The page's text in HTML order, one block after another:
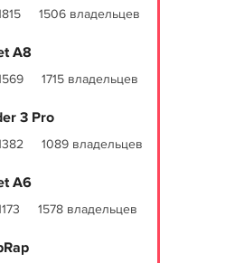
1506 владельцев
A8
1715 владельцев
3 Pro
1089 владельцев
A6
1578 владельцев